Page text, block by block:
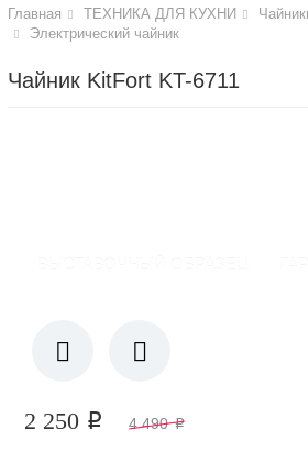
Главная ТЕХНИКА ДЛЯ КУХНИ
Электрический чайник
Чайник KitFort KT-6711
2 250 p 4 490 p